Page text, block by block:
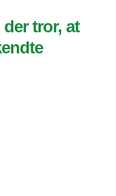
tror, at